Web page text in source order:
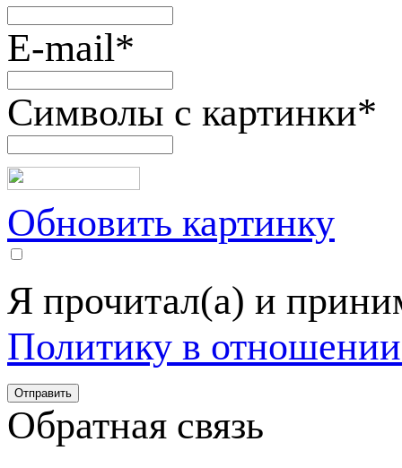
E-mail*
Символы с картинки*
Обновить картинку
Я прочитал(а) и
Политику в
Обратная связь